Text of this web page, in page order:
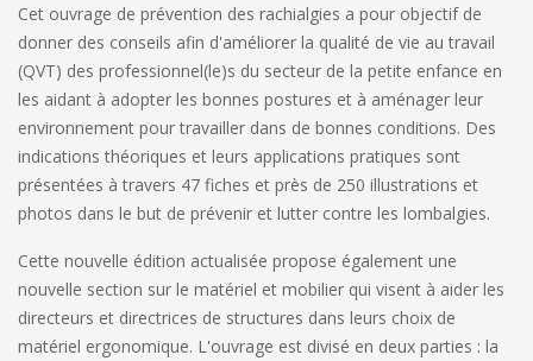
Cet ouvrage de prévention des rachialgies a pour objectif de
donner des conseils afin d'améliorer la qualité de vie au travail
(QVT) des professionnel(le)s du secteur de la petite enfance en
les aidant à adopter les bonnes postures et à aménager leur
environnement pour travailler dans de bonnes conditions. Des
indications théoriques et leurs applications pratiques sont
présentées à travers 47 fiches et près de 250 illustrations et
photos dans le but de prévenir et lutter contre les lombalgies.
Cette nouvelle édition actualisée propose également une
nouvelle section sur le matériel et mobilier qui visent à aider les
directeurs et directrices de structures dans leurs choix de
matériel ergonomique. L'ouvrage est divisé en deux parties : la